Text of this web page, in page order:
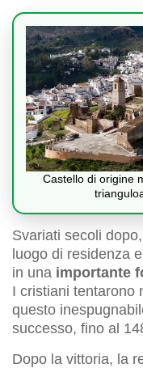
Castello di origine
Svariati secoli
luogo di residenza
in una importante
I cristiani tentarono
questo
successo, fino al
Dopo la vittoria, la